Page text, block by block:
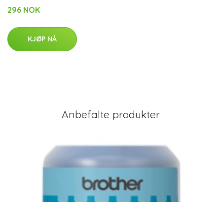
296 NOK
KJØP NÅ
Anbefalte produkter